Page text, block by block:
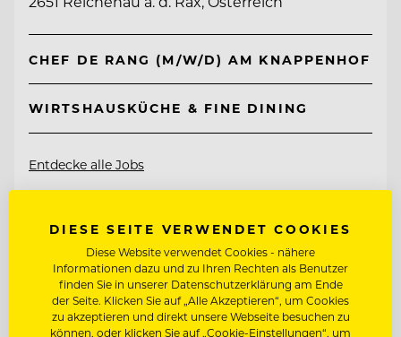
CHEF DE RANG (M/W/D) AM KNAPPENHOF
WIRTSHAUSKÜCHE & FINE DINING
Entdecke alle Jobs
DIESE SEITE VERWENDET COOKIES
Diese Website verwendet Cookies - nähere
Informationen dazu und zu Ihren Rechten als Benutzer
finden Sie in unserer Datenschutzerklärung am Ende
der Seite. Klicken Sie auf „Alle Akzeptieren“, um Cookies
zu akzeptieren und direkt unsere Webseite besuchen zu
können, oder klicken Sie auf „Cookie-Einstellungen“, um